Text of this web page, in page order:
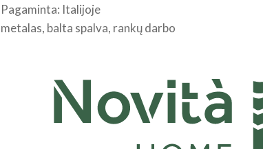
Pagaminta: Italijoje
metalas, balta spalva, rankų darbo